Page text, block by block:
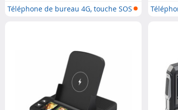
Téléphone de bureau 4G, touche SOS